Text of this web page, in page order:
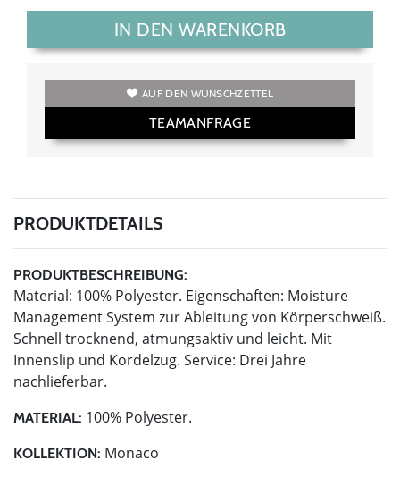
IN DEN WARENKORB
AUF DEN WUNSCHZETTEL
TEAMANFRAGE
PRODUKTDETAILS
PRODUKTBESCHREIBUNG:
Material: 100% Polyester. Eigenschaften: Moisture
Management System zur Ableitung von Körperschweiß.
Schnell trocknend, atmungsaktiv und leicht. Mit
Innenslip und Kordelzug. Service: Drei Jahre
nachlieferbar.
MATERIAL: 100% Polyester.
KOLLEKTION: Monaco